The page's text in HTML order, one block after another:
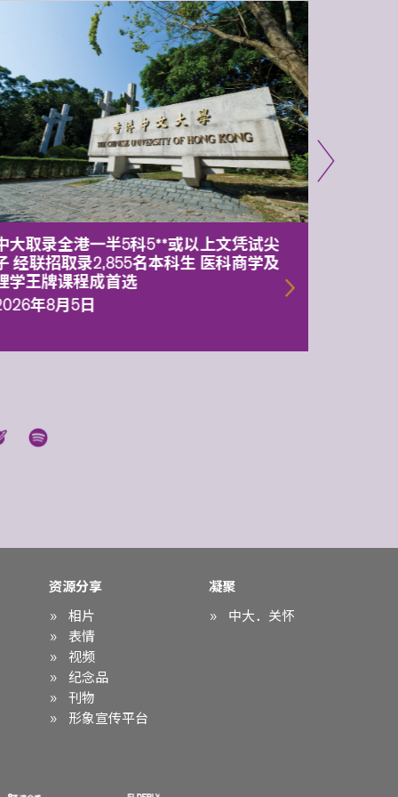
大取录全港一半5科5**或以上文凭试尖
经联招取录2,855名本科生 医科商学及
学王牌课程成首选
年8月5日
资源分享
相片
表情
视频
纪念品
刊物
形象宣传平台
凝聚
中大．关怀